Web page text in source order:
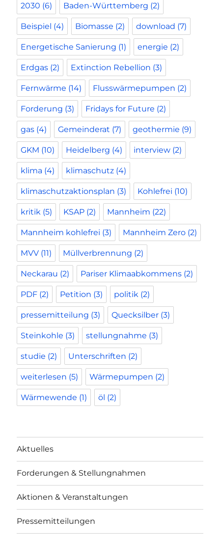
2030 (6) Baden-Württemberg (2)
Beispiel (4) Biomasse (2) download (7)
Energetische Sanierung (1) energie (2)
Erdgas (2) Extinction Rebellion (3)
Fernwärme (14) Flusswärmepumpen (2)
Forderung (3) Fridays for Future (2)
gas (4) Gemeinderat (7) geothermie (9)
GKM (10) Heidelberg (4) interview (2)
klima (4) klimaschutz (4)
klimaschutzaktionsplan (3) Kohlefrei (10)
kritik (5) KSAP (2) Mannheim (22)
Mannheim kohlefrei (3) Mannheim Zero (2)
MVV (11) Müllverbrennung (2)
Neckarau (2) Pariser Klimaabkommens (2)
PDF (2) Petition (3) politik (2)
pressemitteilung (3) Quecksilber (3)
Steinkohle (3) stellungnahme (3)
studie (2) Unterschriften (2)
weiterlesen (5) Wärmepumpen (2)
Wärmewende (1) öl (2)
Aktuelles
Forderungen & Stellungnahmen
Aktionen & Veranstaltungen
Pressemitteilungen